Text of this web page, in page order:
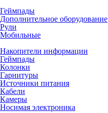
Геймпады
Дополнительное оборудование
Рули
Мобильные
Накопители информации
Геймпады
Колонки
Гарнитуры
Источники питания
Кабели
Камеры
Носимая электроника